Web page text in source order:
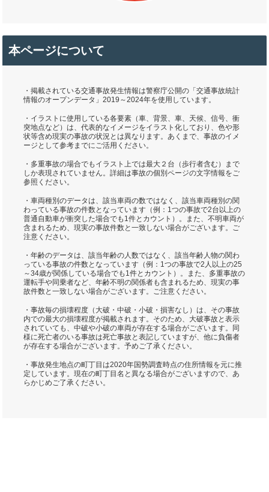
本ページについて
・掲載されている交通事故発生情報は警察庁公開の「交通事故統計
情報のオープンデータ」2019～2024年を使用しています。
・イラストに使用している各要素（車、背景、車、天候、信号、衝
突地点など）は、代表的なイメージをイラスト化しており、色や形
状等含め現実の事故の状況とは異なります。あくまで、事故のイメ
ージとして参考までにご活用ください。
・多重事故の場合でもイラスト上では最大２台（歩行者含む）まで
しか表現されていません。詳細は事故の個別ページの文字情報をご
参照ください。
・車両種別のデータは、該当車両の数ではなく、該当車両種別の関
わっている事故の件数となっています（例：1つの事故で2台以上の
普通自動車が衝突した場合でも1件とカウント）。また、不明車両が
含まれるため、現実の事故件数と一致しない場合がございます。ご
注意ください。
・年齢のデータは、該当年齢の人数ではなく、該当年齢人物の関わ
っている事故の件数となっています（例：1つの事故で2人以上の25
～34歳が関係している場合でも1件とカウント）。また、多重事故の
運転手や同乗者など、年齢不明の関係者も含まれるため、現実の事
故件数と一致しない場合がございます。ご注意ください。
・事故毎の損壊程度（大破・中破・小破・損害なし）は、その事故
内での最大の損壊程度が掲載されます。そのため、大破事故と表示
されていても、中破や小破の車両が存在する場合がございます。同
様に死亡者のいる事故は死亡事故と表記していますが、他に負傷者
が存在する場合がございます。予めご了承ください。
・事故発生地点の町丁目は2020年国勢調査時点の住所情報を元に推
定しています。現在の町丁目名と異なる場合がございますので、あ
らかじめご了承ください。